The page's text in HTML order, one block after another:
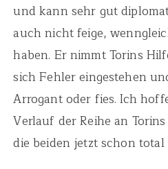
und kann sehr gut
auch nicht feige,
haben. Er nimmt Torins
sich Fehler eingestehen
Arrogant oder fies. Ich
Verlauf der Reihe an
die beiden jetzt schon